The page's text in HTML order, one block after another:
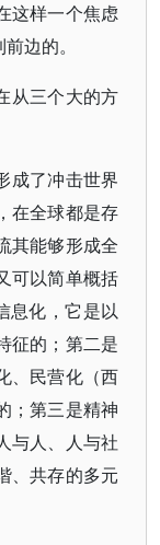
这样一个焦虑
边的。
从三个大的方
成了冲击世界
在全球都是存
其能够形成全
可以简单概括
息化，它是以
征的；第二是
、民营化（西
；第三是精神
与人、人与社
、共存的多元